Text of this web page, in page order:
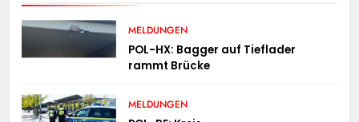
MELDUNGEN
POL-HX: Bagger auf Tieflader
rammt Brücke
MELDUNGEN